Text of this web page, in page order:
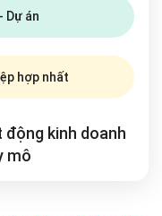
Dự án
hợp nhất
động kinh doanh
mô